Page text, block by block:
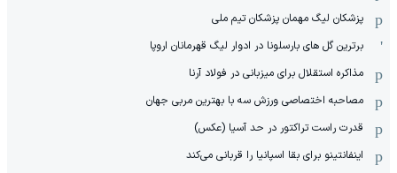
پزشکان لیگ مهمان پزشکان تیم ملی
برترین گل های بارسلونا در ادوار لیگ قهرمانان اروپا
مذاکره استقلال برای میزبانی در فولاد آرنا
مصاحبه اختصاصی ورزش سه با بهترین مربی جهان
قدرت راست تراکتور در حد آسیا (عکس)
اینفانتینو برای بقا اسپانیا را قربانی می‌کند